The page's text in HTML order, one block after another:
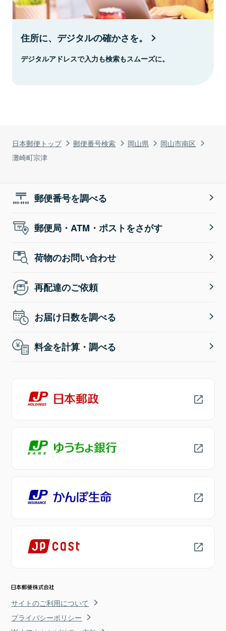
日本郵便トップ 郵便番号検索 岡山県
岡山市南区
灘崎町宗津
住所に、デジタルの確かさを。
デジタルアドレスで入力も検索もスムーズに。
郵便番号を調べる
郵便局・ATM・ポストをさがす
荷物のお問い合わせ
再配達のご依頼
お届け日数を調べる
料金を計算・調べる
サイトのご利用について
プライバシーポリシー